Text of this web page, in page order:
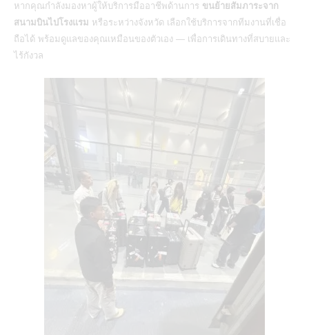
หากคุณกำลังมองหาผู้ให้บริการมืออาชีพด้านการ ขนย้ายสัมภาระจาก
สนามบินไปโรงแรม หรือระหว่างจังหวัด เลือกใช้บริการจากทีมงานที่เชื่อ
ถือได้ พร้อมดูแลของคุณเหมือนของตัวเอง — เพื่อการเดินทางที่สบายและ
ไร้กังวล